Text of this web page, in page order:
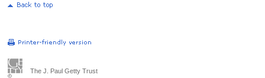
The J. Paul Getty Trust